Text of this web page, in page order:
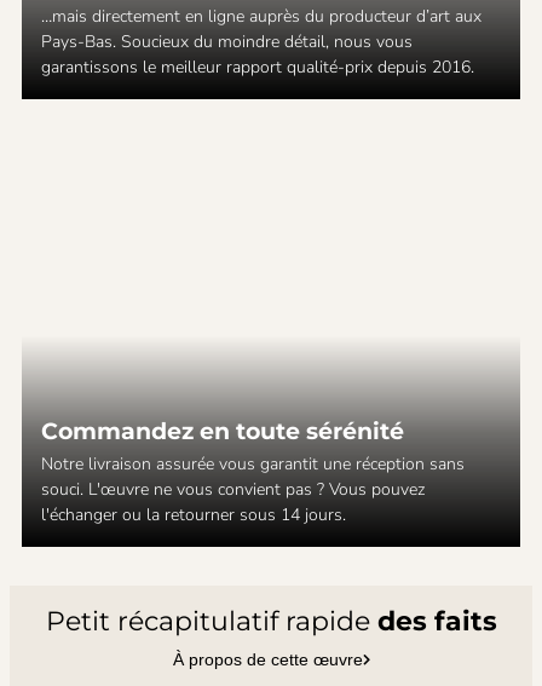
…mais directement en ligne auprès du producteur d’art aux
Pays-Bas. Soucieux du moindre détail, nous vous
garantissons le meilleur rapport qualité-prix depuis 2016.
Commandez en toute sérénité
Notre livraison assurée vous garantit une réception sans
souci. L'œuvre ne vous convient pas ? Vous pouvez
l'échanger ou la retourner sous 14 jours.
Petit récapitulatif rapide des faits
À propos de cette œuvre